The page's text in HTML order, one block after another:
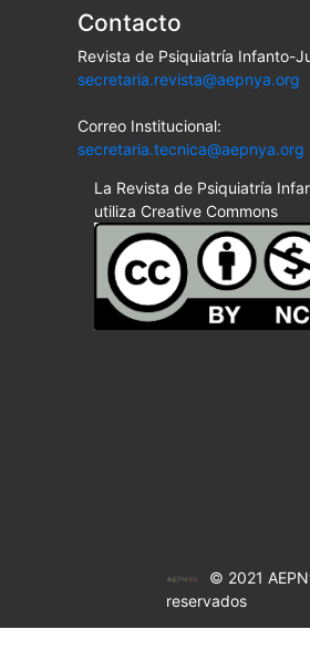
Contacto
Revista de Psiquiatría Infanto-
secretaria.revista@aepnya.org
Correo Institucional:
secretaria.tecnica@aepnya.org
La Revista de Psiquiatría
utiliza Creative Commons
© 2021
reservados